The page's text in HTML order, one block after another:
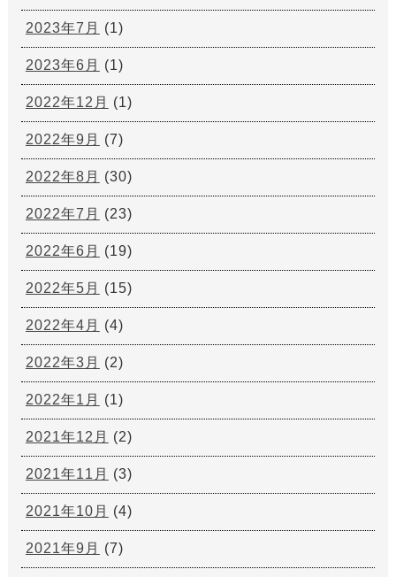
2023年7月 (1)
2023年6月 (1)
2022年12月 (1)
2022年9月 (7)
2022年8月 (30)
2022年7月 (23)
2022年6月 (19)
2022年5月 (15)
2022年4月 (4)
2022年3月 (2)
2022年1月 (1)
2021年12月 (2)
2021年11月 (3)
2021年10月 (4)
2021年9月 (7)